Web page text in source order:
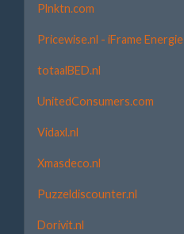
Plnktn.com
Pricewise.nl - iFrame Energie
totaalBED.nl
UnitedConsumers.com
Vidaxl.nl
Xmasdeco.nl
Puzzeldiscounter.nl
Dorivit.nl